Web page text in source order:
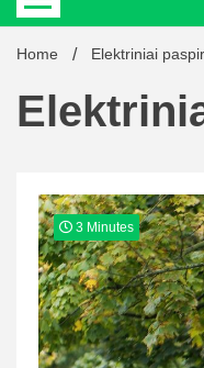
Home Elektriniai
3 Minutes